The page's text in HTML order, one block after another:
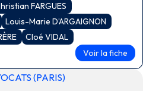
FARGUES
Louis-Marie D’ARGAIGNON
Cloé VIDAL
Voir la fiche